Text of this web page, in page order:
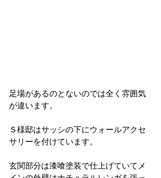
足場があるのとないのでは全く雰囲気
が違います。
Ｓ様邸はサッシの下にウォールアクセ
サリーを付けています。
玄関部分は漆喰塗装で仕上げていてメ